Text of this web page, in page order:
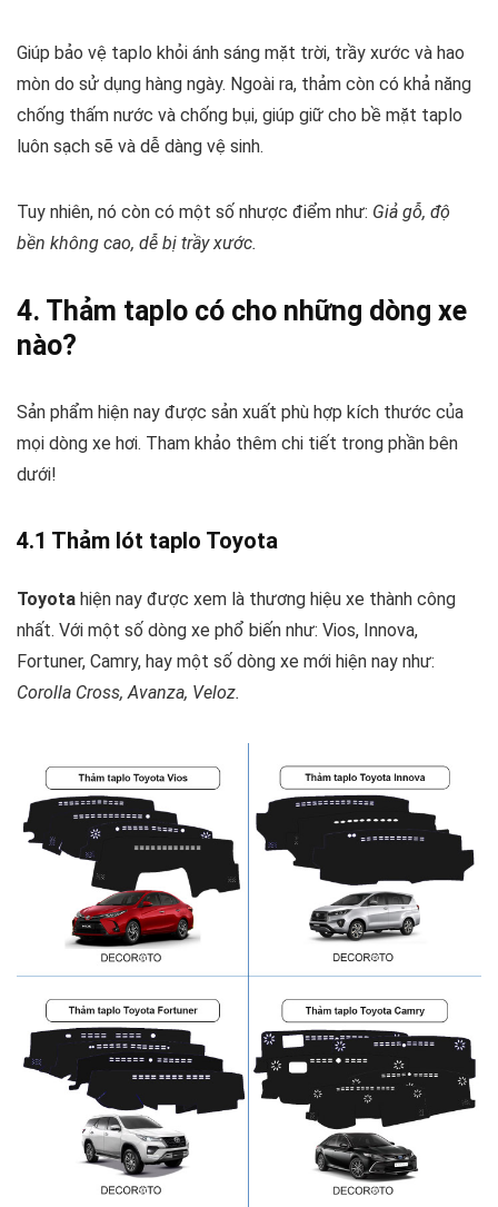
Giúp bảo vệ taplo khỏi ánh sáng mặt trời, trầy xước và hao
mòn do sử dụng hàng ngày. Ngoài ra, thảm còn có khả năng
chống thấm nước và chống bụi, giúp giữ cho bề mặt taplo
luôn sạch sẽ và dễ dàng vệ sinh.
Tuy nhiên, nó còn có một số nhược điểm như: Giả gỗ, độ
bền không cao, dễ bị trầy xước.
4. Thảm taplo có cho những dòng xe
nào?
Sản phẩm hiện nay được sản xuất phù hợp kích thước của
mọi dòng xe hơi. Tham khảo thêm chi tiết trong phần bên
dưới!
4.1 Thảm lót taplo Toyota
Toyota hiện nay được xem là thương hiệu xe thành công
nhất. Với một số dòng xe phổ biến như: Vios, Innova,
Fortuner, Camry, hay một số dòng xe mới hiện nay như:
Corolla Cross, Avanza, Veloz.